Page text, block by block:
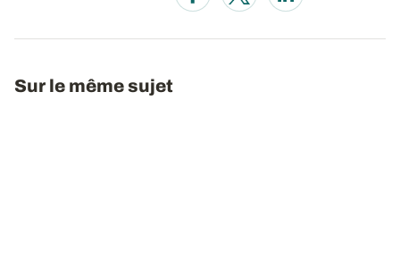
Opens in a new window
Opens in a new window
Opens in a new
Sur le même sujet